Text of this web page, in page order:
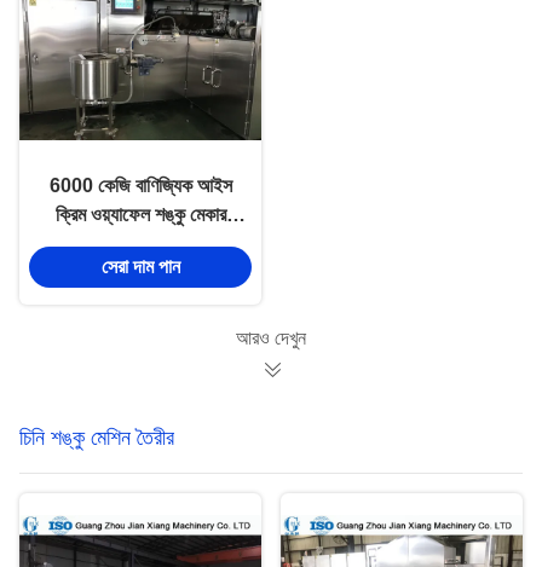
6000 কেজি বাণিজ্যিক আইস
ক্রিম ওয়্যাফেল শঙ্কু মেকার
সরঞ্জাম এক বছরের পাটা
সেরা দাম পান
আরও দেখুন
চিনি শঙ্কু মেশিন তৈরীর